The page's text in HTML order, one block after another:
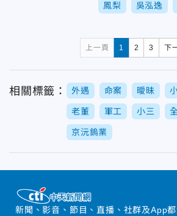
鳳梨 吳泓逸
上一頁 1 2 3 下
相關標籤： 外遇 命案 曖昧
老董 軍工 小三
京沅鎢業
新聞、影音、節目、直播、社群及App